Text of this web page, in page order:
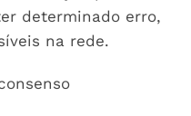
determinado erro,
na rede.